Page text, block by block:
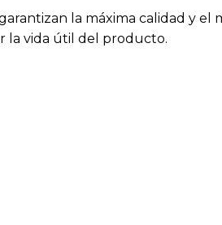
la máxima calidad y
la vida útil del producto.